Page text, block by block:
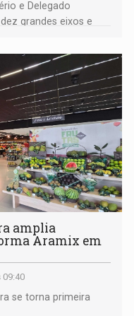
e Delegado
grandes eixos e
amplia
Aramix em
09:40
se torna primeira